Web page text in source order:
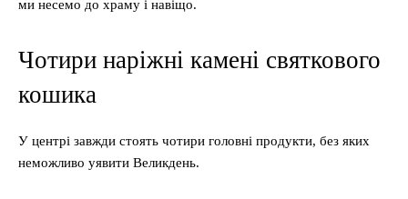
ми несемо до храму і навіщо.
Чотири наріжні камені святкового
кошика
У центрі завжди стоять чотири головні продукти, без яких
неможливо уявити Великдень.